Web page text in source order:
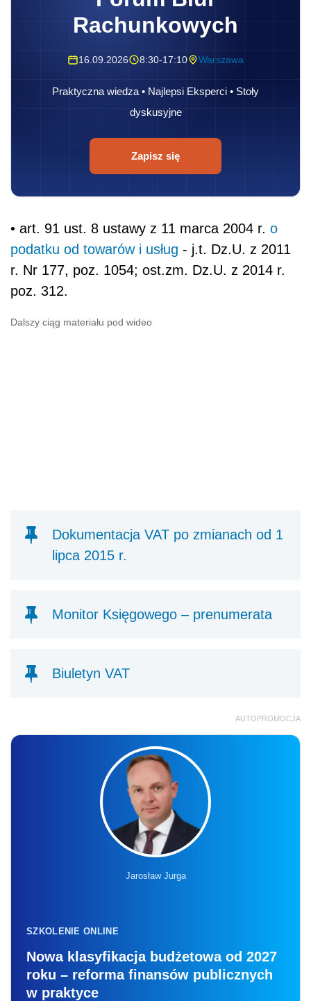
Rachunkowych
16.09.2026 8:30-17:10 Warszawa
Praktyczna wiedza • Najlepsi Eksperci • Stoły
dyskusyjne
Zapisz się
• art. 91 ust. 8 ustawy z 11 marca 2004 r. o
podatku od towarów i usług - j.t. Dz.U. z 2011
r. Nr 177, poz. 1054; ost.zm. Dz.U. z 2014 r.
poz. 312.
Dalszy ciąg materiału pod wideo
Dokumentacja VAT po zmianach od 1
lipca 2015 r.
Monitor Księgowego – prenumerata
Biuletyn VAT
AUTOPROMOCJA
Jarosław Jurga
SZKOLENIE ONLINE
Nowa klasyfikacja budżetowa od 2027
roku – reforma finansów publicznych
w praktyce